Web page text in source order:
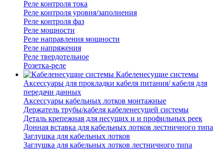
Реле контроля тока
Реле контроля уровня/заполнения
Реле контроля фаз
Реле мощности
Реле направления мощности
Реле напряжения
Реле твердотельное
Розетка-реле
Кабеленесущие системы
Аксессуары для прокладки кабеля питания/ кабеля для
передачи данных
Аксессуары кабельных лотков монтажные
Держатель трубы/кабеля кабеленесущей системы
Деталь крепежная для несущих и и профильных реек
Донная вставка для кабельных лотков лестничного типа
Заглушка для кабельных лотков
Заглушка для кабельных лотков лестничного типа